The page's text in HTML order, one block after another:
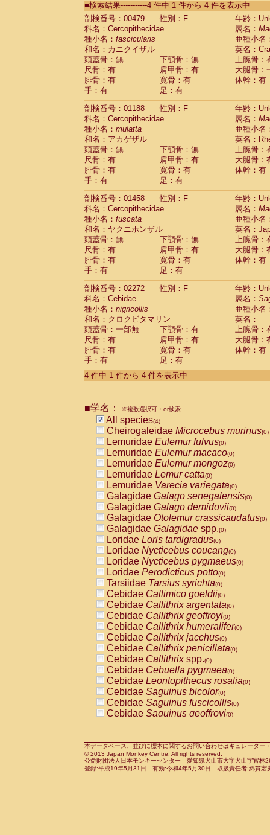
CebidaeSaguinus labiatus(0)
Cebidae Saguinus leucopus (0)
CebidaeSaguinus midas
CebidaeSaguinus mystax
CebidaeSaguinus nigricollis (1)
Cebidae Saguinus oedipus
Cebidae Saguinus weddelli
Cebidae Saguinusspp.
Cebidae Aotus trivirgatus
Cebidae Cebus albifrons
CebidaeCebus apella
Cebidae
CebidaeCebus nigrivittatus
Cebidae Cebusspp.(0)
Cebidae Saimiri boliviensis
Cebidae Saimiri sciureus
Atelidae Alouatta caraya
AtelidaeAlouatta fusca
AtelidaeAlouatta seniculus
AtelidaeAlouatta
Atelidae Ateles belzebuth
Atelidae Ateles geoffroyi
Atelidae Ateles paniscus
Atelidae Atelesspp.
Atelidae Lagothrix lagothricha
AtelidaeLagothrix lagothricha cana(0)
Pitheciidae
Cacajao calvus
Pitheciidae
Callicebus cupreus(0)
Pitheciidae Callicebus donacophilus(0)
PitheciidaeCallicebus moloch(0)
Pitheciidae Callicebus torquatus(0)
Pitheciidae Callicebus
Pitheciidae Chiropotes satanas
Pitheciidae Pithecia monachus
PitheciidaePithecia pithecia
CercopithecidaeCercocebus
Cercopithecidae
CercopithecidaeCercocebus
CercopithecidaeCercocebus
CercopithecidaeCercocebusspp.
CercopithecidaeLophocebus
CercopithecidaePapio anubis
CercopithecidaePapio cynocephalus
CercopithecidaePapio hamadryas
CercopithecidaePapio papio(0)
CercopithecidaePapiospp.(0)
CercopithecidaeMandrillus
CercopithecidaeMandrillus sphinx
CercopithecidaeTheropithecus
CercopithecidaeMacaca arctoides
CercopithecidaeMacaca assamensis
Cercopithecidae Macaca
CercopithecidaeMacaca cyclopis
CercopithecidaeMacaca fascicularis
CercopithecidaeMacaca fuscaca
CercopithecidaeMacaca fuscata
CercopithecidaeMacaca fuscata
CercopithecidaeMacaca maura
CercopithecidaeMacaca mulatta
CercopithecidaeMacaca nemestrina
CercopithecidaeMacaca nigra(0)
CercopithecidaeMacaca radiata
CercopithecidaeMacaca silenus
CercopithecidaeMacaca sinica
CercopithecidaeMacaca tonkeana(0)
CercopithecidaeMacacahybrid(0)
CercopithecidaeMacaca spp.(0)
■検索結果-----------4 件中 1 件から 4 件を表示中
剖検番号：00479
性別：F
年齢：
科名：Cercopithecidae
属名：
種小名： fascicularis
亜種小名
和名：カニクイザル
英名：
頭蓋骨：無
下顎骨：無
上腕骨：
尺骨：有
肩甲骨：有
大腿骨：
腓骨：有
寛骨：有
体幹：有
手：有
足：有
剖検番号：01188
性別：F
年齢：
科名：Cercopithecidae
属名：
種小名： mulatta
亜種小名
和名：アカゲザル
英名：
頭蓋骨：無
下顎骨：無
上腕骨：
尺骨：有
肩甲骨：有
大腿骨：
腓骨：有
寛骨：有
体幹：有
手：有
足：有
剖検番号：01458
性別：F
年齢：
科名：Cercopithecidae
属名：
種小名： fuscata
亜種小名
和名：ヤクニホンザル
英名：
頭蓋骨：無
下顎骨：無
上腕骨：
尺骨：有
肩甲骨：有
大腿骨：
腓骨：有
寛骨：有
体幹：有
手：有
足：有
剖検番号：02272
性別：F
年齢：
科名：Cebidae
属名：
種小名： nigricollis
亜種小名
和名：クロクビタマリン
英名：
頭蓋骨：一部無
下顎骨：有
上腕骨：
尺骨：有
肩甲骨：有
大腿骨：
腓骨：有
寛骨：有
体幹：有
手：有
足：有
4 件中 1 件から 4 件を表示中
■学名： ※複数選択可・or検索
All species(4)
Cheirogaleidae Microcebus murinus(0)
Lemuridae Eulemur fulvus(0)
Lemuridae Eulemur macaco(0)
Lemuridae Eulemur mongoz(0)
Lemuridae Lemur catta(0)
Lemuridae Varecia variegata(0)
Galagidae Galago senegalensis(0)
Galagidae Galago demidovii(0)
Galagidae Otolemur crassicaudatus(0)
Galagidae Galagidae spp.(0)
Loridae Loris tardigradus(0)
Loridae Nycticebus coucang(0)
Loridae Nycticebus pygmaeus(0)
Loridae Perodicticus potto(0)
Tarsiidae Tarsius syrichta(0)
Cebidae Callimico goeldii(0)
Cebidae Callithrix argentata(0)
Cebidae Callithrix geoffroyi(0)
Cebidae Callithrix humeralifer(0)
Cebidae Callithrix jacchus(0)
Cebidae Callithrix penicillata(0)
Cebidae Callithrixspp.(0)
Cebidae Cebuella pygmaea(0)
Cebidae Leontopithecus rosalia(0)
Cebidae Saguinus bicolor(0)
Cebidae Saguinus fuscicollis(0)
Cebidae Saguinus geoffroyi(0)
CebidaeSaguinus leucopus(0)
CebidaeSaguinus midas(0)
Cebidae Saguinus mystax(0)
本データベース、並びに標本に関するお問い合わせはキュレータ
© 2013 Japan Monkey Centre. All rights reserved.
公益財団法人日本モンキーセンター 愛知県犬山市大字犬山字官
登録:平成19年5月31日 有効:令和4年5月30日 取扱責任者:綿貫宏